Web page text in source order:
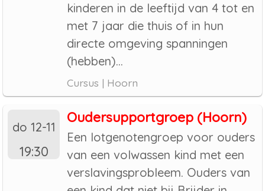
kinderen in de leeftijd van 4 tot en
met 7 jaar die thuis of in hun
directe omgeving spanningen
(hebben)...
Cursus | Hoorn
do 12-11
19:30
Oudersupportgroep (Hoorn)
Een lotgenotengroep voor ouders
van een volwassen kind met een
verslavingsprobleem. Ouders van